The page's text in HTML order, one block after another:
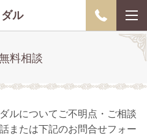
ル
料相談
ルについてご不明点・ご相談
または下記のお問合せフォー